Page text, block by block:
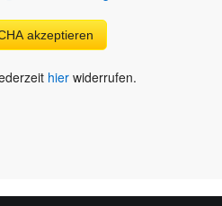
akzeptieren
hier widerrufen.